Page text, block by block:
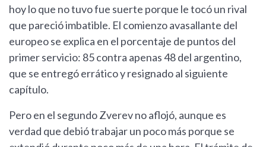
hoy lo que no tuvo fue suerte porque le tocó un rival
que pareció imbatible. El comienzo avasallante del
europeo se explica en el porcentaje de puntos del
primer servicio: 85 contra apenas 48 del argentino,
que se entregó errático y resignado al siguiente
capítulo.
Pero en el segundo Zverev no aflojó, aunque es
verdad que debió trabajar un poco más porque se